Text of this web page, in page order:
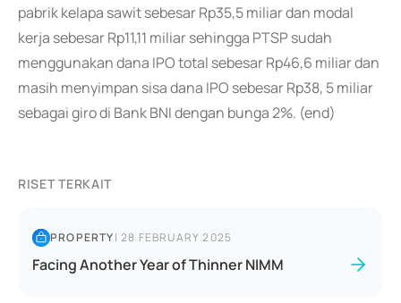
pabrik kelapa sawit sebesar Rp35,5 miliar dan modal
kerja sebesar Rp11,11 miliar sehingga PTSP sudah
menggunakan dana IPO total sebesar Rp46,6 miliar dan
masih menyimpan sisa dana IPO sebesar Rp38, 5 miliar
sebagai giro di Bank BNI dengan bunga 2%. (end)
RISET TERKAIT
PROPERTY|28 FEBRUARY 2025
Facing Another Year of Thinner NIMM